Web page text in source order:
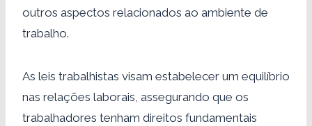
outros aspectos relacionados ao ambiente de
trabalho.
As leis trabalhistas visam estabelecer um equilíbrio
nas relações laborais, assegurando que os
trabalhadores tenham direitos fundamentais